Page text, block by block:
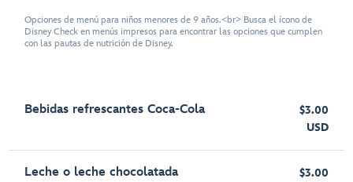
Opciones de menú para niños menores de 9 años.<br> Busca el ícono de
Disney Check en menús impresos para encontrar las opciones que cumplen
con las pautas de nutrición de Disney.
Bebidas refrescantes Coca-Cola
$3.00
USD
Leche o leche chocolatada
$3.00